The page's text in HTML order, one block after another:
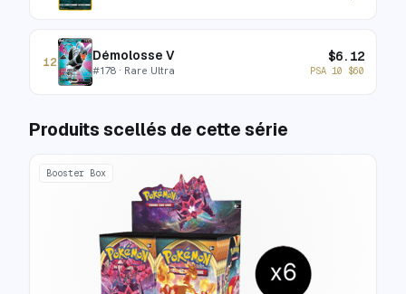
12 Démolosse V
#178 · Rare Ultra
$6.12
PSA 10 $60
Produits scellés de cette série
Booster Box